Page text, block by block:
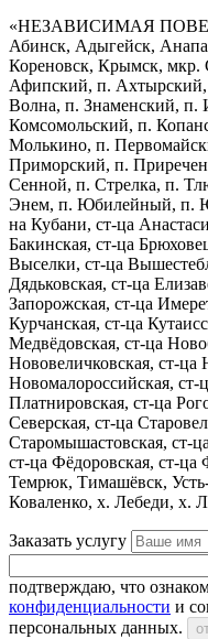
«НЕЗАВИСИМАЯ
Абинск, Адыгейск,
Кореновск, Крымск, мкр.
Афипский, п.
Волна, п. Знаменский, п.
Комсомольский, п.
Молькино, п.
Приморский, п.
Сенной, п. Стрелка, п.
Энем, п. Юбилейный, п.
на Кубани, ст-ца
Бакинская, ст-ца
Выселки, ст-ца
Дядьковская, ст-ца
Запорожская, ст-ца
Курчанская, ст-ца
Медвёдовская, ст-ца
Нововеличковская, ст-ца
Новомалороссийская, ст-
Платнировская, ст-ца
Северская, ст-ца
Старомышастовская, ст-
ст-ца Фёдоровская, ст-ца
Темрюк, Тимашёвск,
Коваленко, х. Лебеди, х.
Заказать услугу
подтверждаю, что
конфиденциальности и
персональных данных.